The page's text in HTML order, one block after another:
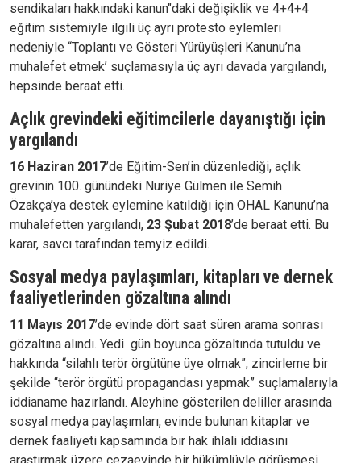
sendikaları hakkındaki kanun"daki değişiklik ve 4+4+4
eğitim sistemiyle ilgili üç ayrı protesto eylemleri
nedeniyle “Toplantı ve Gösteri Yürüyüşleri Kanunu’na
muhalefet etmek’ suçlamasıyla üç ayrı davada yargılandı,
hepsinde beraat etti.
Açlık grevindeki eğitimcilerle dayanıştığı için
yargılandı
16 Haziran 2017’de Eğitim-Sen’in düzenlediği, açlık
grevinin 100. günündeki Nuriye Gülmen ile Semih
Özakça’ya destek eylemine katıldığı için OHAL Kanunu’na
muhalefetten yargılandı, 23 Şubat 2018’de beraat etti. Bu
karar, savcı tarafından temyiz edildi.
Sosyal medya paylaşımları, kitapları ve dernek
faaliyetlerinden gözaltına alındı
11 Mayıs 2017’de evinde dört saat süren arama sonrası
gözaltına alındı. Yedi gün boyunca gözaltında tutuldu ve
hakkında “silahlı terör örgütüne üye olmak”, zincirleme bir
şekilde “terör örgütü propagandası yapmak” suçlamalarıyla
iddianame hazırlandı. Aleyhine gösterilen deliller arasında
sosyal medya paylaşımları, evinde bulunan kitaplar ve
dernek faaliyeti kapsamında bir hak ihlali iddiasını